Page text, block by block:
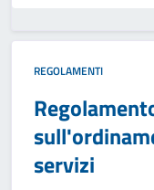
REGOLAMENTI
servizi